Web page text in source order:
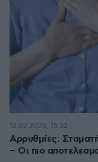
Αρρυθμίες:
– Οι πιο
12.02.2026, 15:32